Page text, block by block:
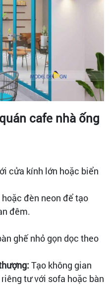
cafe nhà ống
cửa kính lớn hoặc biển
đèn neon để tạo
đêm.
ghế nhỏ gọn dọc theo
Tạo không gian
tư với sofa hoặc bàn